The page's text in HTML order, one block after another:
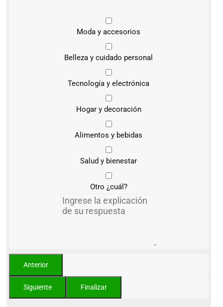
Moda y accesorios
Belleza y cuidado personal
Tecnología y electrónica
Hogar y decoración
Alimentos y bebidas
Salud y bienestar
Otro ¿cuál?